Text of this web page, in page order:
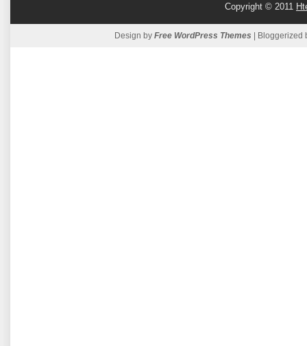
Copyright © 2011
Design by Free WordPress Themes | Bloggerized